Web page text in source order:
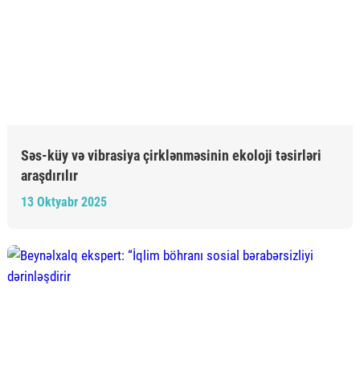
Səs-küy və vibrasiya çirklənməsinin ekoloji təsirləri
araşdırılır
13 Oktyabr 2025